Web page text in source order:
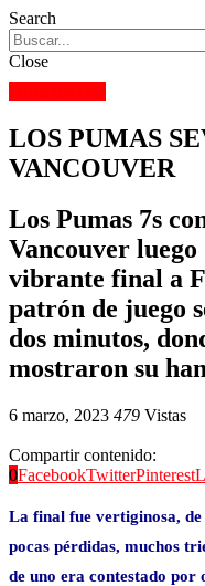
Search
Close
LOS PUMAS
VANCOUVER
Los Pumas 7s
Vancouver luego
vibrante final a
patrón de juego
dos minutos,
mostraron su
6 marzo, 2023 479 Vistas
Compartir contenido:
0FacebookTwitterPinterest
La final fue vertiginosa, de
pocas pérdidas, muchos
de uno era contestado por